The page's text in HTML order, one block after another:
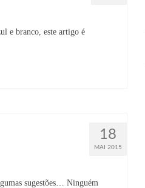
e branco, este artigo é
18
MAI 2015
sugestões… Ninguém